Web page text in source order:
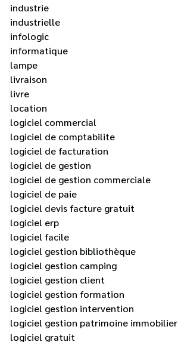
industrie
industrielle
infologic
informatique
lampe
livraison
livre
location
logiciel commercial
logiciel de comptabilite
logiciel de facturation
logiciel de gestion
logiciel de gestion commerciale
logiciel de paie
logiciel devis facture gratuit
logiciel erp
logiciel facile
logiciel gestion bibliothèque
logiciel gestion camping
logiciel gestion client
logiciel gestion formation
logiciel gestion intervention
logiciel gestion patrimoine immobilier
logiciel gratuit